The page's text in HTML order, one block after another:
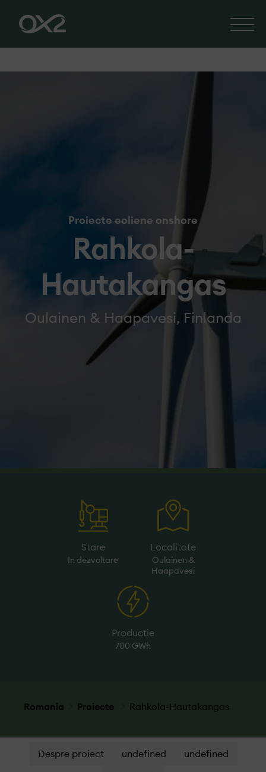
Proiecte eoliene onshore
Rahkola-
Hautakangas
Oulainen & Haapavesi, Finlanda
Stare
In dezvoltare
Localitate
Oulainen &
Haapavesi
Productie
700 GWh
Romania Proiecte Rahkola-Hautakangas
Despre proiect undefined undefined